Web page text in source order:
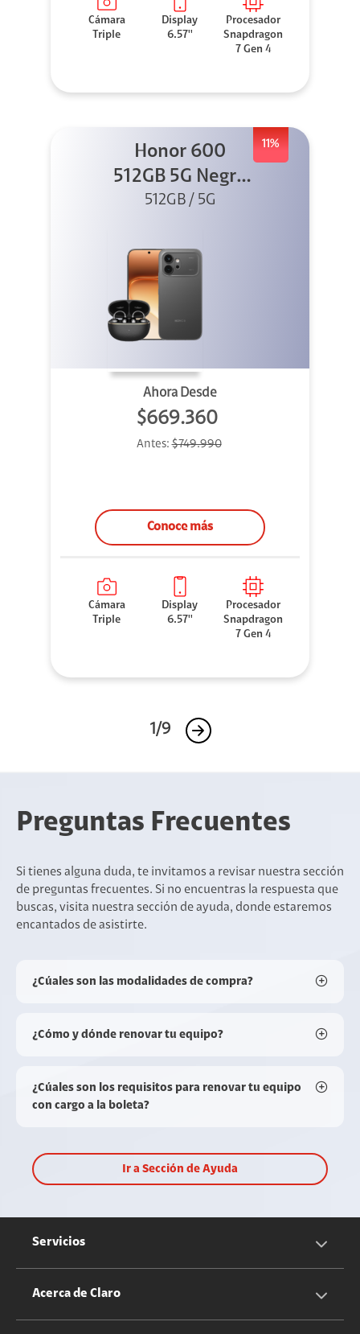
Cámara
Triple
Display
6.57''
Procesador
Snapdragon
7 Gen 4
11%
Honor 600
512GB 5G Negro
+ Clip 2
512GB / 5G
Ahora Desde
$669.360
Antes:$749.990
Conoce más
Cámara
Triple
Display
6.57''
Procesador
Snapdragon
7 Gen 4
1/9
Preguntas Frecuentes
Si tienes alguna duda, te invitamos a revisar nuestra sección
de preguntas frecuentes. Si no encuentras la respuesta que
buscas, visita nuestra sección de ayuda, donde estaremos
encantados de asistirte.
¿Cúales son las modalidades de compra?
¿Cómo y dónde renovar tu equipo?
¿Cúales son los requisitos para renovar tu equipo
con cargo a la boleta?
Ir a Sección de Ayuda
Servicios
Servicios Móviles
Acerca de Claro